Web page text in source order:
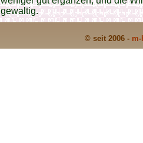
gewaltig.
© seit 2006 -